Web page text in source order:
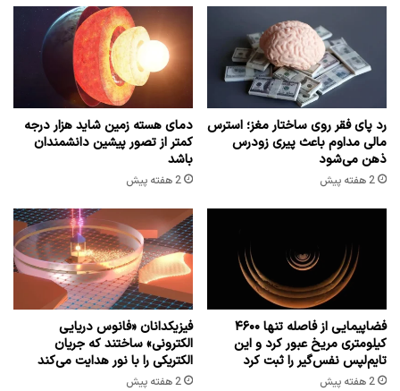
رد پای فقر روی ساختار مغز؛ استرس
مالی مداوم باعث پیری زودرس
ذهن می‌شود
2 هفته پیش
دمای هسته زمین شاید هزار درجه
کمتر از تصور پیشین دانشمندان
باشد
2 هفته پیش
فضاپیمایی از فاصله تنها ۴۶۰۰
کیلومتری مریخ عبور کرد و این
تایم‌لپس نفس‌گیر را ثبت کرد
2 هفته پیش
فیزیکدانان «فانوس دریایی
الکترونی» ساختند که جریان
الکتریکی را با نور هدایت می‌کند
2 هفته پیش